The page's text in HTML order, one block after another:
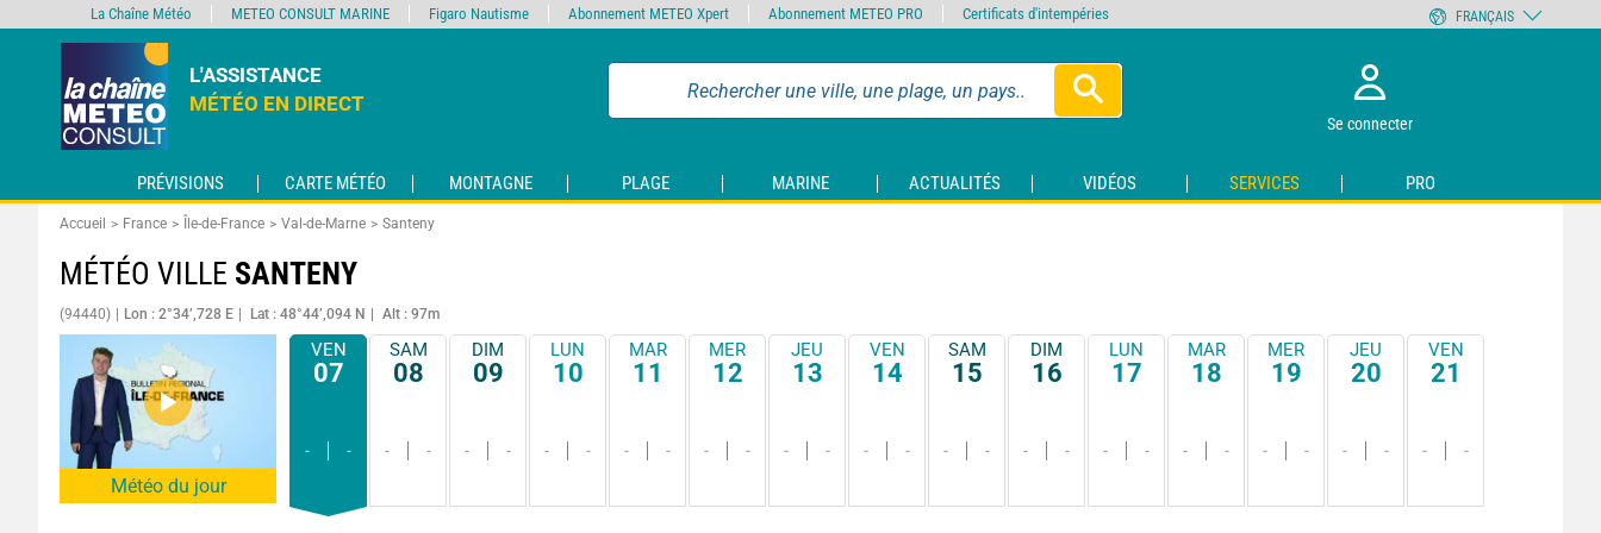
L'ASSISTANCE
MÉTÉO EN DIRECT
Se connecter
PRÉVISIONS CARTE MÉTÉO MONTAGNE PLAGE MARINE ACTUALITÉS VIDÉOS SERVICES PRO
Accueil France Île-de-France Val-de-Marne Santeny
MÉTÉO VILLE SANTENY
(94440) Lon : 2°34’,728 E Lat : 48°44’,094 N Alt : 97m
Météo du jour
VEN
07
- -
SAM
08
- -
DIM
09
- -
LUN
10
- -
MAR
11
- -
MER
12
- -
JEU
13
- -
VEN
14
- -
SAM
15
- -
DIM
16
- -
LUN
17
- -
MAR
18
- -
MER
19
- -
JEU
20
- -
VEN
21
- -
La Chaîne Météo METEO CONSULT MARINE Figaro Nautisme Abonnement METEO Xpert Abonnement METEO PRO Certificats d'intempéries FRANÇAIS